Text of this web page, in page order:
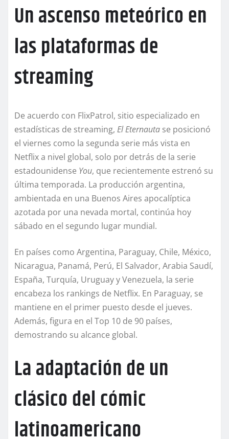
Un ascenso meteórico en
las plataformas de
streaming
De acuerdo con FlixPatrol, sitio especializado en
estadísticas de streaming, El Eternauta se posicionó
el viernes como la segunda serie más vista en
Netflix a nivel global, solo por detrás de la serie
estadounidense You, que recientemente estrenó su
última temporada. La producción argentina,
ambientada en una Buenos Aires apocalíptica
azotada por una nevada mortal, continúa hoy
sábado en el segundo lugar mundial.
En países como Argentina, Paraguay, Chile, México,
Nicaragua, Panamá, Perú, El Salvador, Arabia Saudí,
España, Turquía, Uruguay y Venezuela, la serie
encabeza los rankings de Netflix. En Paraguay, se
mantiene en el primer puesto desde el jueves.
Además, figura en el Top 10 de 90 países,
demostrando su alcance global.
La adaptación de un
clásico del cómic
latinoamericano